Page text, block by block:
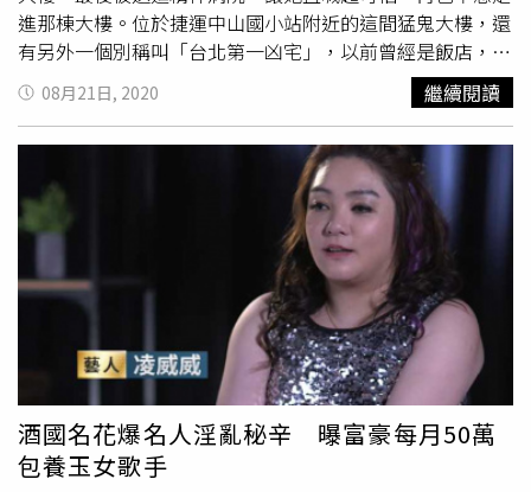
進那棟大樓。位於捷運中山國小站附近的這間猛鬼大樓，還
有另外一個別稱叫「台北第一凶宅」，以前曾經是飯店，但
曾經火災導致19人喪命於此，後來又發生火警再死2人、情
侶雙屍命案，就連一名女子跳樓還壓死路上一名賣肉粽的
人，前前後後案件加起來，令人聽了都害怕。（圖／
Google Map）不過，猛鬼大樓因為地段好、交通方便，就
算多年來傳言不斷，還是有許多人貪圖租金便宜而入住，尤
其是外地來台北從事八大行業的人。據《中國時報》報導，
當年在酒店擔任櫃檯經理時，常在半夜接到小姐求救
的電話，就會到她們位於猛鬼大樓的租屋處，陪她們聊天到
天亮，等小姊入睡才離開。凌威威表示，搭猛鬼大樓電梯會
遇到「突然卡住」的情況，總擔心電梯會直直墜落，而且就
算按了呼叫鈕，管理員總是愛理不理的，讓她感覺生不如
死。為了避開恐怖的電梯，
凌威威也曾改爬樓梯，但每一層
樓的氣氛都超詭異，走道更黑得像是走不到盡頭一樣，每間
套房的房門都讓人覺得毛骨悚然，住在裡面的小姐更是一臉
衰樣，好想隨時就會自殺一樣。（圖／Google Map）
08月21日, 2020 繼續閱讀
酒國名花爆名人淫亂秘辛 曝富豪每月50萬
包養玉女歌手